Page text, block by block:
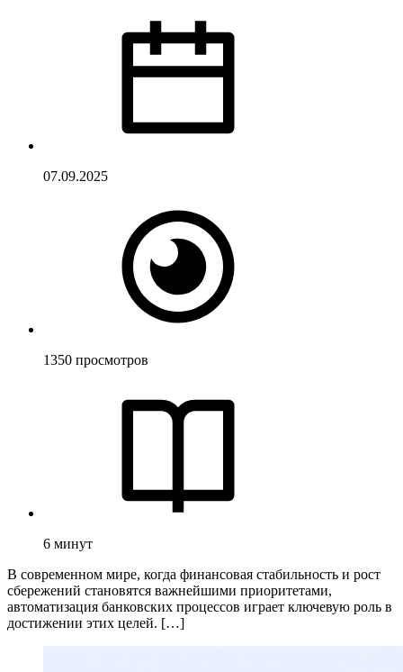
07.09.2025
1350 просмотров
6 минут
В современном мире, когда финансовая стабильность и рост
сбережений становятся важнейшими приоритетами,
автоматизация банковских процессов играет ключевую роль в
достижении этих целей. […]